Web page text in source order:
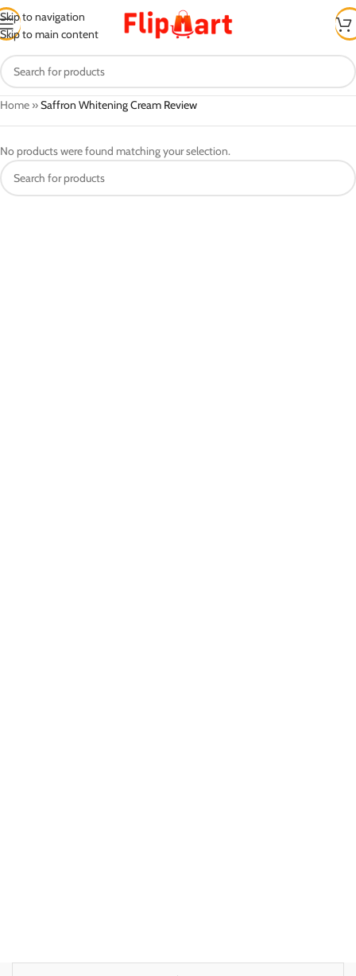
Skip to navigation
Skip to main content
Home »Saffron Whitening Cream Review
No products were found matching your selection.